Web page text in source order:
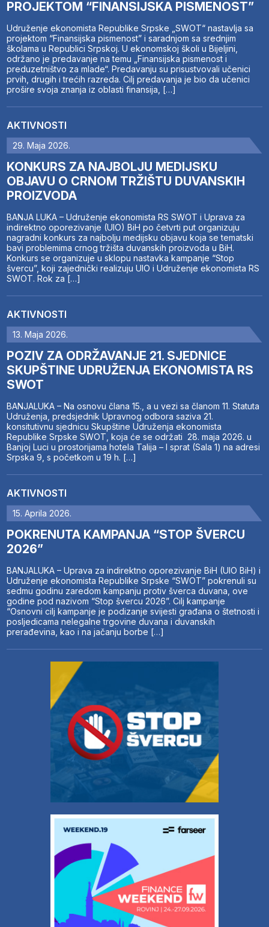
PROJEKTOM “FINANSIJSKA PISMENOST”
Udruženje ekonomista Republike Srpske „SWOT“ nastavlja sa
projektom “Finansijska pismenost” i saradnjom sa srednjim
školama u Republici Srpskoj. U ekonomskoj školi u Bijeljini,
održano je predavanje na temu „Finansijska pismenost i
preduzetništvo za mlade“. Predavanju su prisustvovali učenici
prvih, drugih i trećih razreda. Cilj predavanja je bio da učenici
prošire svoja znanja iz oblasti finansija, […]
AKTIVNOSTI
29. Maja 2026.
KONKURS ZA NAJBOLJU MEDIJSKU
OBJAVU O CRNOM TRŽIŠTU DUVANSKIH
PROIZVODA
BANJA LUKA – Udruženje ekonomista RS SWOT i Uprava za
indirektno oporezivanje (UIO) BiH po četvrti put organizuju
nagradni konkurs za najbolju medijsku objavu koja se tematski
bavi problemima crnog tržišta duvanskih proizvoda u BiH.
Konkurs se organizuje u sklopu nastavka kampanje “Stop
švercu”, koji zajednički realizuju UIO i Udruženje ekonomista RS
SWOT. Rok za […]
AKTIVNOSTI
13. Maja 2026.
POZIV ZA ODRŽAVANJE 21. SJEDNICE
SKUPŠTINE UDRUŽENJA EKONOMISTA RS
SWOT
BANJALUKA – Na osnovu člana 15., a u vezi sa članom 11. Statuta
Udruženja, predsjednik Upravnog odbora saziva 21.
konsitutivnu sjednicu Skupštine Udruženja ekonomista
Republike Srpske SWOT, koja će se održati 28. maja 2026. u
Banjoj Luci u prostorijama hotela Talija – I sprat (Sala 1) na adresi
Srpska 9, s početkom u 19 h. […]
AKTIVNOSTI
15. Aprila 2026.
POKRENUTA KAMPANJA “STOP ŠVERCU
2026”
BANJALUKA – Uprava za indirektno oporezivanje BiH (UIO BiH) i
Udruženje ekonomista Republike Srpske “SWOT” pokrenuli su
sedmu godinu zaredom kampanju protiv šverca duvana, ove
godine pod nazivom “Stop švercu 2026”. Cilj kampanje
“Osnovni cilj kampanje je podizanje svijesti građana o štetnosti i
posljedicama nelegalne trgovine duvana i duvanskih
prerađevina, kao i na jačanju borbe […]